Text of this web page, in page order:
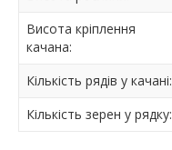
Висота кріплення
качана:
Кількість рядів у качані:
Кількість зерен у рядку: